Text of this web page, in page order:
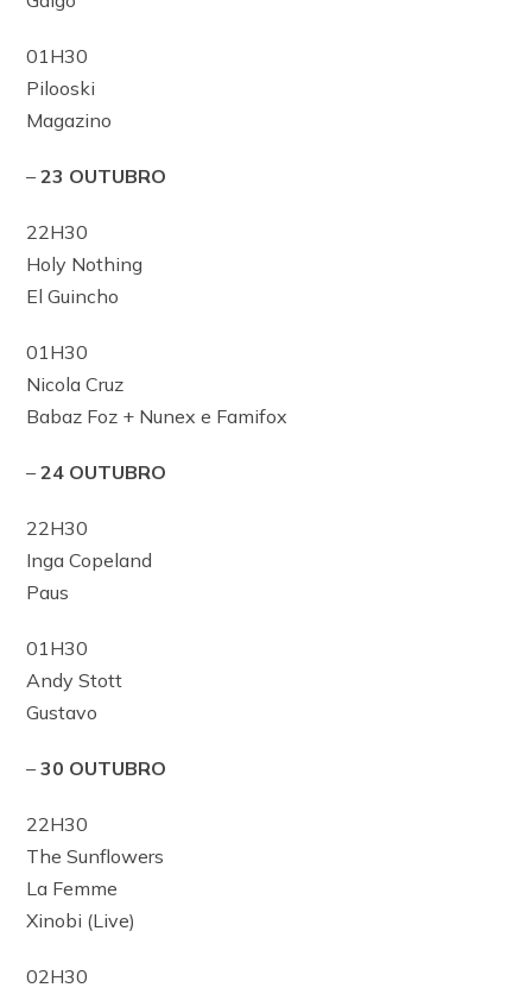
01H30
Pilooski
Magazino
–23 OUTUBRO
22H30
Holy Nothing
El Guincho
01H30
Nicola Cruz
Babaz Foz + Nunex e Famifox
–24 OUTUBRO
22H30
Inga Copeland
Paus
01H30
Andy Stott
Gustavo
–30 OUTUBRO
22H30
The Sunflowers
La Femme
Xinobi (Live)
02H30